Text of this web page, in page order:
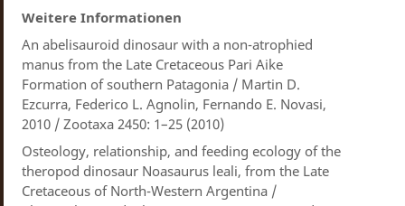
Weitere Informationen
An abelisauroid dinosaur with a non-atrophied
manus from the Late Cretaceous Pari Aike
Formation of southern Patagonia / Martin D.
Ezcurra, Federico L. Agnolin, Fernando E. Novasi,
2010 / Zootaxa 2450: 1–25 (2010)
Osteology, relationship, and feeding ecology of the
theropod dinosaur Noasaurus leali, from the Late
Cretaceous of North-Western Argentina /